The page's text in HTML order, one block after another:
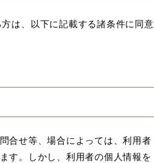
は、以下に記載する諸条件に同意
合せ等、場合によっては、利用者
す。しかし、利用者の個人情報を